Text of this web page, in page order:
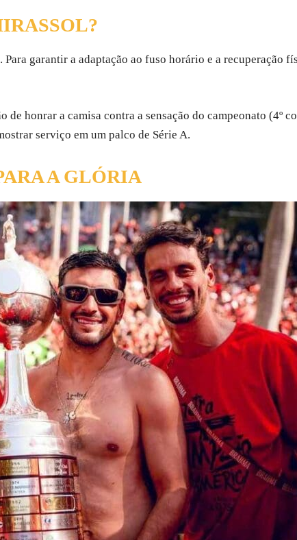
garantir a adaptação ao fuso horário e a recuperação
honrar a camisa contra a sensação do campeonato (4º
serviço em um palco de Série A.
A GLÓRIA